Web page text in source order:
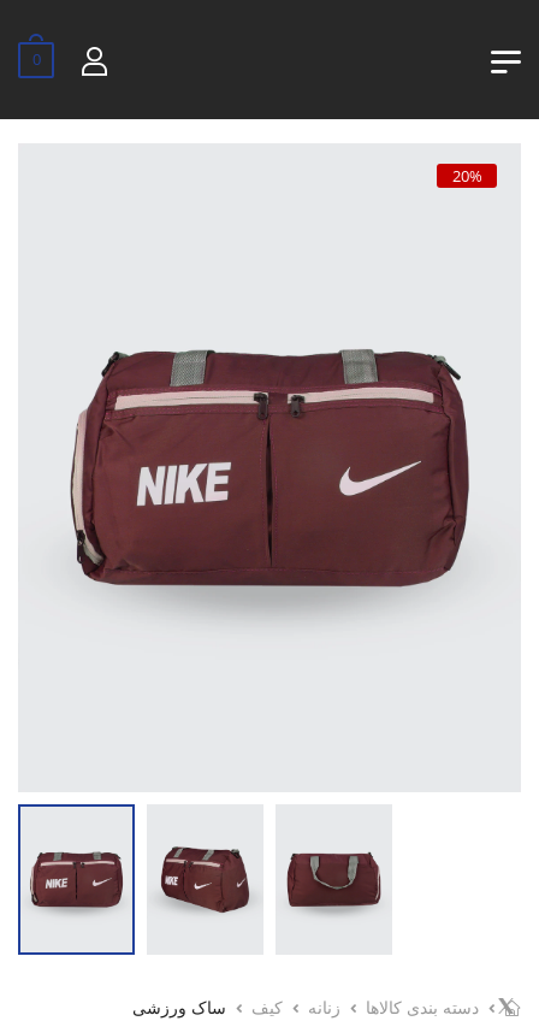
0
20%
دسته بندی کالاها زنانه کیف ساک ورزشی